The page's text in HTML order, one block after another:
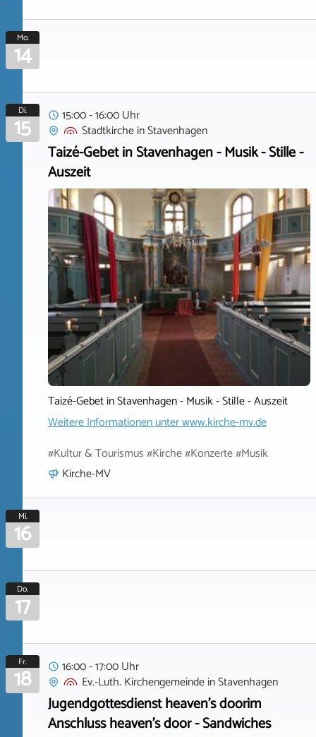
Mo.
14
Di.
15
15:00 - 16:00 Uhr
StadtkircheinStavenhagen
Taizé-Gebet in Stavenhagen - Musik - Stille -
Auszeit
Taizé-Gebet in Stavenhagen - Musik - Stille - Auszeit
Weitere Informationen unterwww.kirche-mv.de
#Kultur & Tourismus #Kirche #Konzerte #Musik
Kirche-MV
Mi.
16
Do.
17
Fr.
18
16:00 - 17:00 Uhr
Ev.-Luth. KirchengemeindeinStavenhagen
Jugendgottesdienst heaven's doorim
Anschluss heaven's door - Sandwiches